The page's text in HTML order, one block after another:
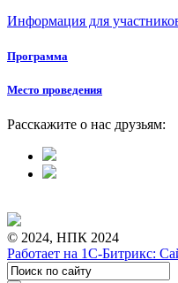
Информация для
Программа
Место проведения
Расскажите о нас друзьям:
© 2024, НПК 2024
Работает на 1С-Битрикс: